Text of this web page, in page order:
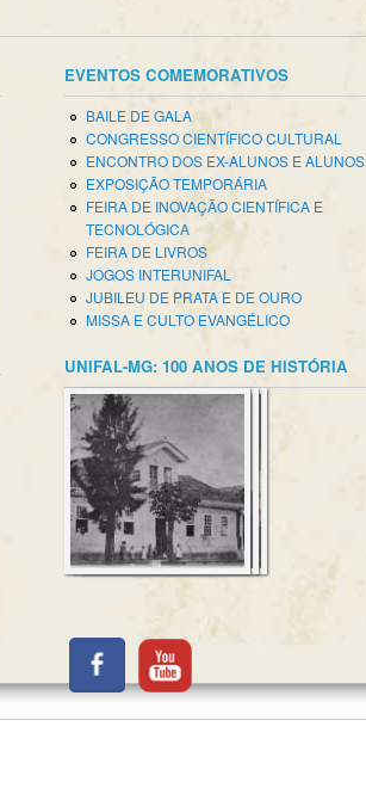
EVENTOS COMEMORATIVOS
BAILE DE GALA
CONGRESSO CIENTÍFICO CULTURAL
ENCONTRO DOS EX-ALUNOS E ALUNOS
EXPOSIÇÃO TEMPORÁRIA
FEIRA DE INOVAÇÃO CIENTÍFICA E
TECNOLÓGICA
FEIRA DE LIVROS
JOGOS INTERUNIFAL
JUBILEU DE PRATA E DE OURO
MISSA E CULTO EVANGÉLICO
UNIFAL-MG: 100 ANOS DE HISTÓRIA